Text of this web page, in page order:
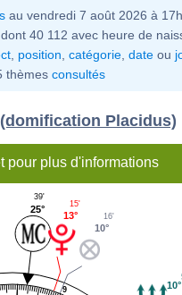
au vendredi 7 août 2026 à
40 112 avec heure de
position catégorie date ou
thèmes consultés
Placidus)
pour plus d'informations
9 10°
10°
16'
13°
15'
25°
39'